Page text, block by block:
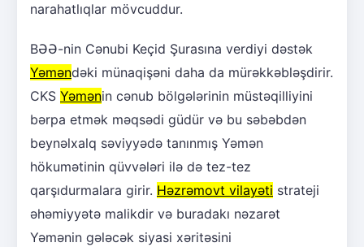
narahatlıqlar mövcuddur.
BƏƏ-nin Cənubi Keçid Şurasına verdiyi dəstək
Yəməndəki münaqişəni daha da mürəkkəbləşdirir.
CKS Yəmənin cənub bölgələrinin müstəqilliyini
bərpa etmək məqsədi güdür və bu səbəbdən
beynəlxalq səviyyədə tanınmış Yəmən
hökumətinin qüvvələri ilə də tez-tez
qarşıdurmalara girir. Həzrəmovt vilayəti strateji
əhəmiyyətə malikdir və buradakı nəzarət
Yəmənin gələcək siyasi xəritəsini